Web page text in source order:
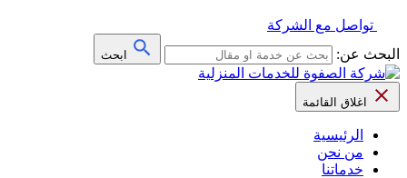
تواصل مع الشركة
البحث عن:
ابحث
اغلاق القائمة
الرئيسية
من نحن
خدماتنا